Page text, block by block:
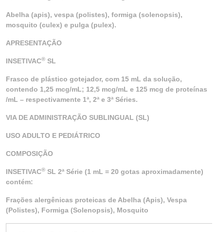
Abelha (apis), vespa (polistes), formiga (solenopsis),
mosquito (culex) e pulga (pulex).
APRESENTAÇÃO
INSETIVAC® SL
Frasco de plástico gotejador, com 15 mL da solução,
contendo 1,25 mcg/mL; 12,5 mcg/mL e 125 mcg de proteínas
/mL – respectivamente 1ª, 2ª e 3ª Séries.
VIA DE ADMINISTRAÇÃO SUBLINGUAL (SL)
USO ADULTO E PEDIÁTRICO
COMPOSIÇÃO
INSETIVAC® SL 2ª Série (1 mL = 20 gotas aproximadamente)
contém:
Frações alergênicas proteicas de Abelha (Apis), Vespa
(Polistes), Formiga (Solenopsis), Mosquito